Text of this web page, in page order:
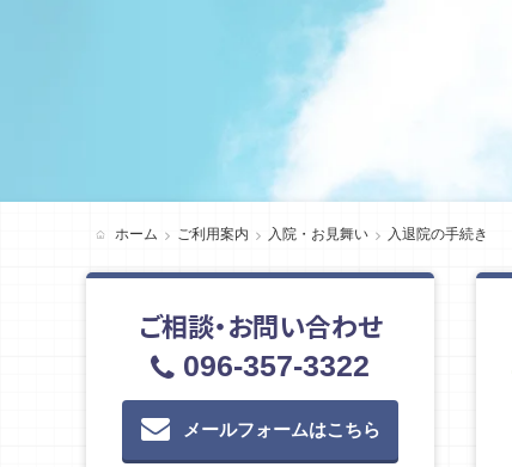
ホーム ご利用案内 入院・お見舞い 入退院の手続き
ご相談・お問い合わせ
096-357-3322
メールフォームはこちら